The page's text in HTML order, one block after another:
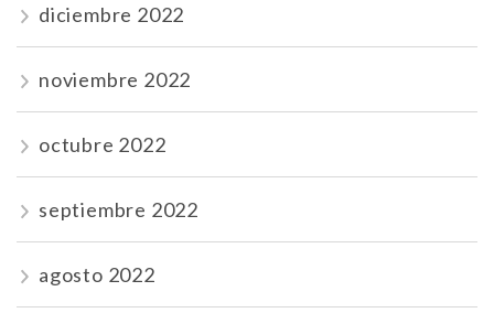
diciembre 2022
noviembre 2022
octubre 2022
septiembre 2022
agosto 2022